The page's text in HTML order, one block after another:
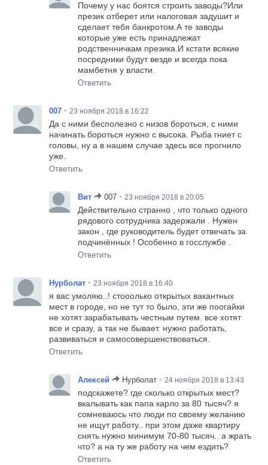
Почему у нас боятся строить заводы?Или
презик отберет или налоговая задушит и
сделает тебя банкротом.А те заводы
которые уже есть принадлежат
родственничкам презика.И кстати всякие
посредники будут везде и всегда пока
мамбетня у власти.
Ответить
007 • 23 ноября 2018 в 16:22
Да с ними бесполезно с низов бороться, с ними
начинать бороться нужно с высока. Рыба гниет с
головы, ну а в нашем случае здесь все прогнило
уже.
Ответить
Вит 007 • 23 ноября 2018 в 20:05
Действительно странно , что только одного
рядового сотрудника задержали . Нужен
закон , где руководитель будет отвечать за
подчинённых ! Особенно в госслужбе .
Ответить
Нурболат • 23 ноября 2018 в 16:40
я вас умоляю..! стооолько открытых вакантных
мест в городе, но не тут то было, эти же поогайки
не хотят зарабатывать честным путем. все хотят
все и сразу, а так не бывает. нужно работать,
развиваться и самосовершенствоваться.
Ответить
Алексей Нурболат • 24 ноября 2018 в 13:43
подскажете? где сколько открытых мест?
вкалывать как папа карло за 80 тысяч? я
сомневаюсь что люди по своему желанию
не ищут работу.. при этом даже квартиру
снять нужно минимум 70-80 тысяч.. а жрать
что? а на ту же работу на чем ездить?
Ответить